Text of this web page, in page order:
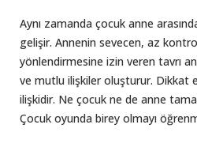
Aynı zamanda çocuk anne
gelişir. Annenin sevecen, az
yönlendirmesine izin veren tavrı
ve mutlu ilişkiler oluşturur. Dikkat
ilişkidir. Ne çocuk ne de anne
Çocuk oyunda birey olmayı